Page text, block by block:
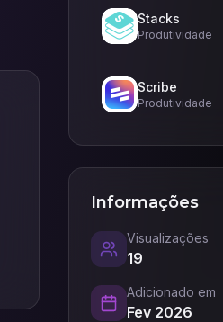
Stacks
Produtividade
Scribe
Produtividade
Informações
Visualizações
19
Adicionado em
Fev 2026